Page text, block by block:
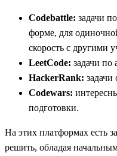
Codebattle: задачи
форме, для
скорость с другими
LeetCode: задачи по
HackerRank: задачи
Codewars:
подготовки.
На этих платформах есть
решить, обладая